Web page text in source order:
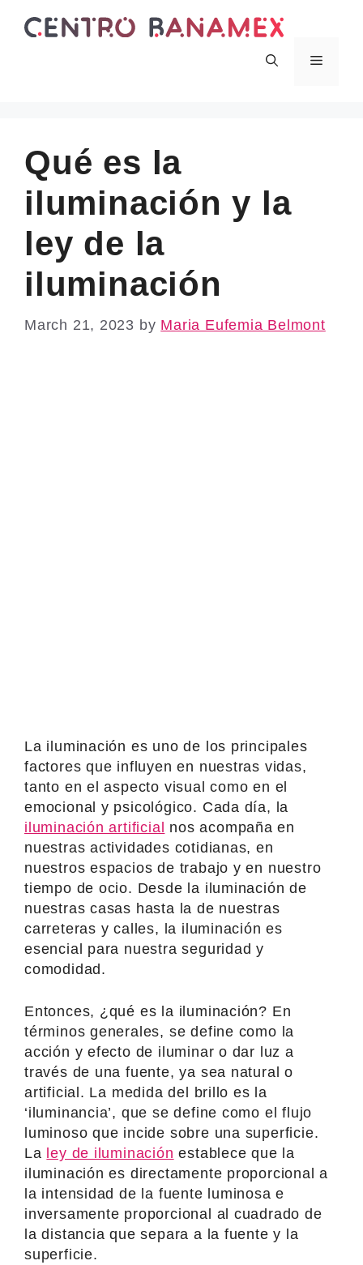
Menu
Qué es la
iluminación y la
ley de la
iluminación
March 21, 2023 by Maria Eufemia Belmont
La iluminación es uno de los principales
factores que influyen en nuestras vidas,
tanto en el aspecto visual como en el
emocional y psicológico. Cada día, la
iluminación artificial nos acompaña en
nuestras actividades cotidianas, en
nuestros espacios de trabajo y en nuestro
tiempo de ocio. Desde la iluminación de
nuestras casas hasta la de nuestras
carreteras y calles, la iluminación es
esencial para nuestra seguridad y
comodidad.
Entonces, ¿qué es la iluminación? En
términos generales, se define como la
acción y efecto de iluminar o dar luz a
través de una fuente, ya sea natural o
artificial. La medida del brillo es la
‘iluminancia’, que se define como el flujo
luminoso que incide sobre una superficie.
La ley de iluminación establece que la
iluminación es directamente proporcional a
la intensidad de la fuente luminosa e
inversamente proporcional al cuadrado de
la distancia que separa a la fuente y la
superficie.